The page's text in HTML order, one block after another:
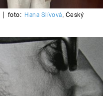
foto: Hana Slívová, Český